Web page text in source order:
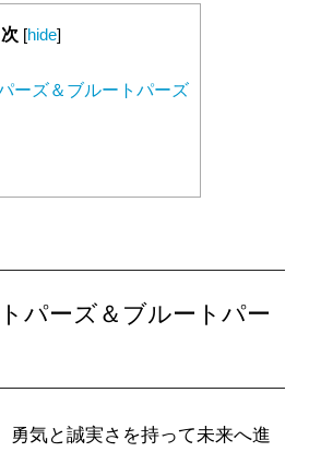
[hide]
ーズ＆ブルートパーズ
パーズ＆ブルートパー
勇気と誠実さを持って未来へ進